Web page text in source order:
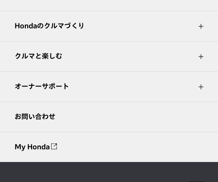
Hondaのクルマづくり
クルマと楽しむ
オーナーサポート
お問い合わせ
My Honda